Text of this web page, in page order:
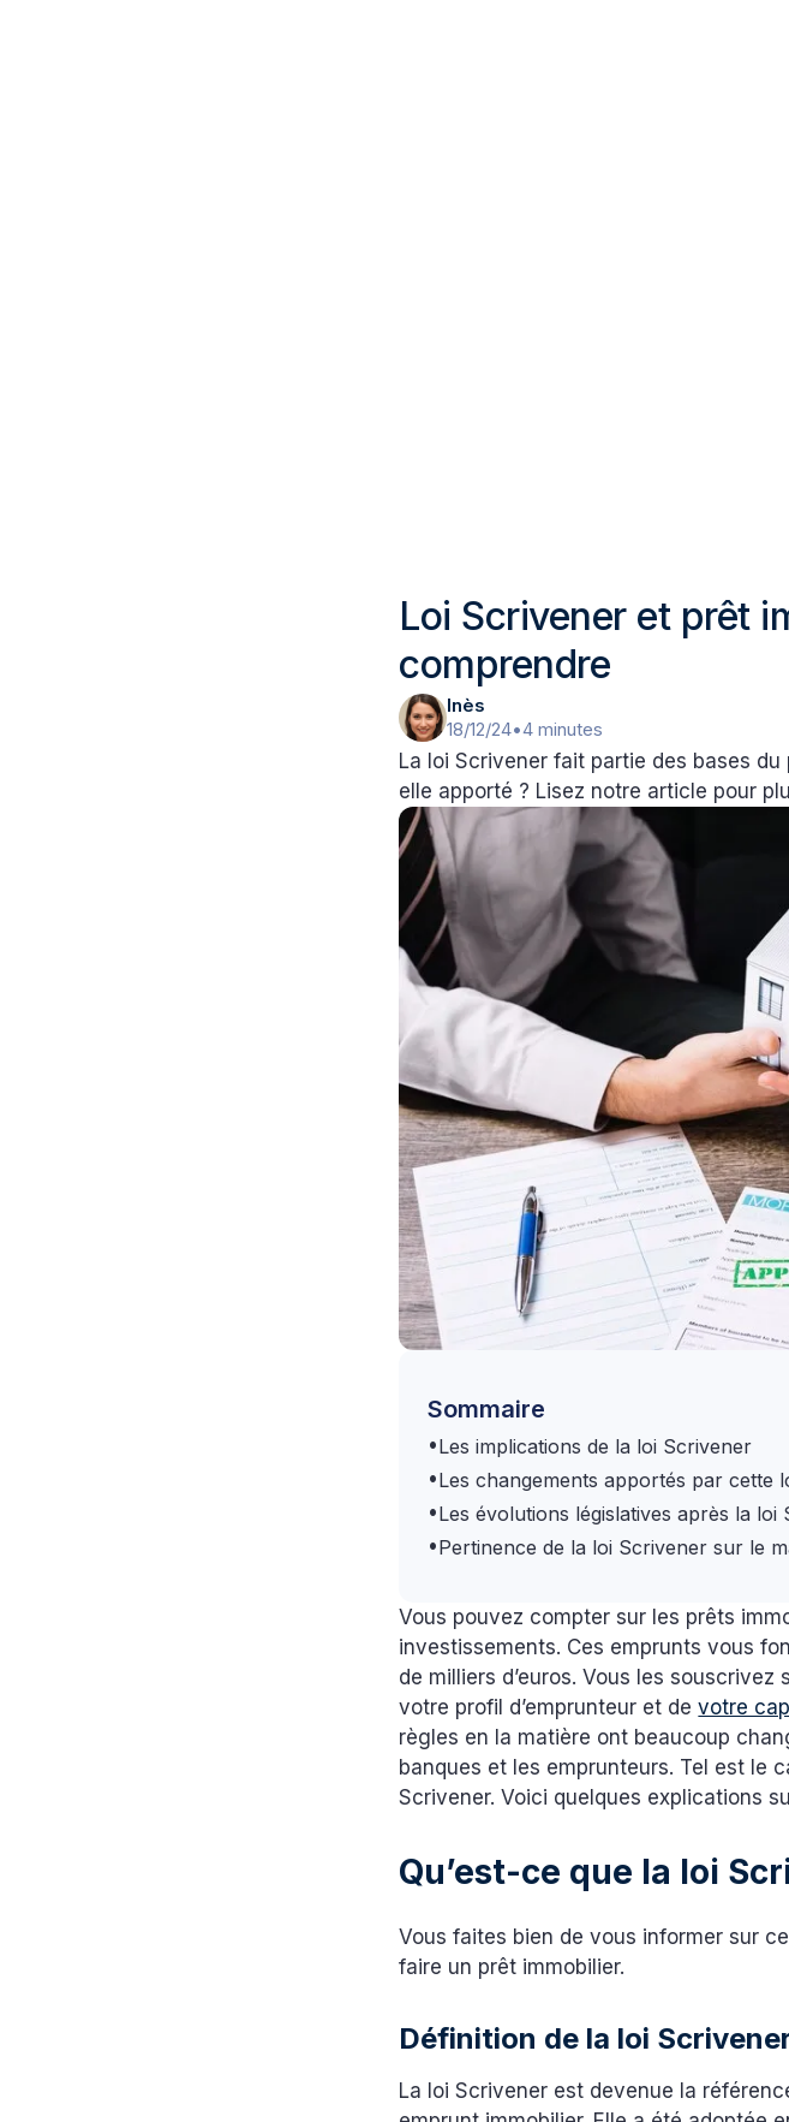
Loi Scrivener et prêt
comprendre
Inès
18/12/24•4 minutes
La loi Scrivener fait partie des bases du
elle apporté ? Lisez notre article pour
Sommaire
•Les implications de la loi Scrivener
•Les changements apportés par cette
•Les évolutions législatives après la loi
•Pertinence de la loi Scrivener sur le
Vous pouvez compter sur les prêts
investissements. Ces emprunts vous
de milliers d’euros. Vous les
votre profil d’emprunteur et devotre
règles en la matière ont beaucoup
banques et les emprunteurs. Tel est le
Scrivener. Voici quelques explications
Qu’est-ce que la loi
Vous faites bien de vous informer sur
faire un prêt immobilier.
Définition de la loi
La loi Scrivener est devenue la